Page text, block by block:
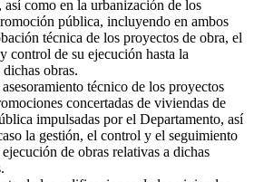
así como en la urbanización de los
pública, incluyendo en ambos
técnica de los proyectos de obra, el
control de su ejecución hasta la
obras.
técnico de los proyectos
concertadas de viviendas de
impulsadas por el Departamento, así
la gestión, el control y el seguimiento
de obras relativas a dichas